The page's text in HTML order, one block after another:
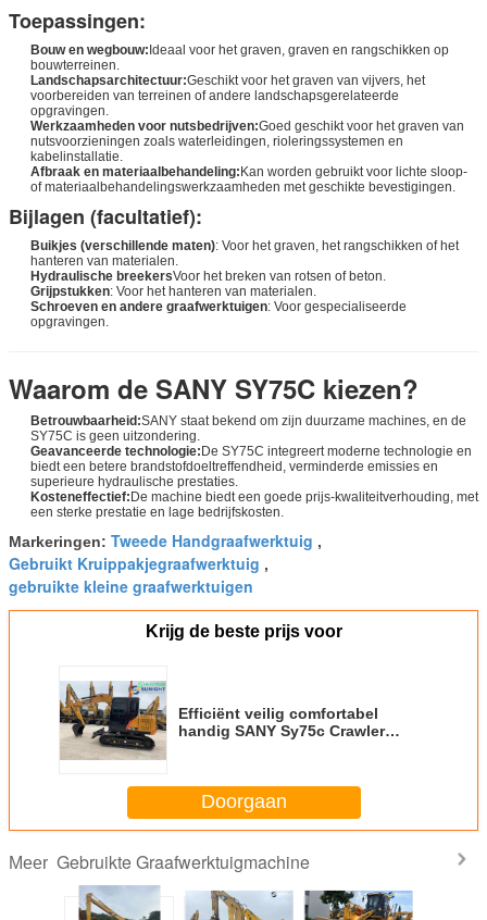
Toepassingen:
Bouw en wegbouw:Ideaal voor het graven, graven en rangschikken op
bouwterreinen.
Landschapsarchitectuur:Geschikt voor het graven van vijvers, het
voorbereiden van terreinen of andere landschapsgerelateerde
opgravingen.
Werkzaamheden voor nutsbedrijven:Goed geschikt voor het graven van
nutsvoorzieningen zoals waterleidingen, rioleringssystemen en
kabelinstallatie.
Afbraak en materiaalbehandeling:Kan worden gebruikt voor lichte sloop-
of materiaalbehandelingswerkzaamheden met geschikte bevestigingen.
Bijlagen (facultatief):
Buikjes (verschillende maten): Voor het graven, het rangschikken of het
hanteren van materialen.
Hydraulische breekersVoor het breken van rotsen of beton.
Grijpstukken: Voor het hanteren van materialen.
Schroeven en andere graafwerktuigen: Voor gespecialiseerde
opgravingen.
Waarom de SANY SY75C kiezen?
Betrouwbaarheid:SANY staat bekend om zijn duurzame machines, en de
SY75C is geen uitzondering.
Geavanceerde technologie:De SY75C integreert moderne technologie en
biedt een betere brandstofdoeltreffendheid, verminderde emissies en
superieure hydraulische prestaties.
Kosteneffectief:De machine biedt een goede prijs-kwaliteitverhouding, met
een sterke prestatie en lage bedrijfskosten.
Markeringen: Tweede Handgraafwerktuig ,
Gebruikt Kruippakjegraafwerktuig ,
gebruikte kleine graafwerktuigen
Krijg de beste prijs voor
Efficiënt veilig comfortabel
handig SANY Sy75c Crawler
Doorgaan
Meer Gebruikte Graafwerktuigmachine